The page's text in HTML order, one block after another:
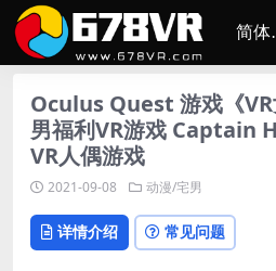
Oculus Quest 游戏《
男福利VR游戏 Captain
VR人偶游戏
2021-09-08 动漫/宅男
详情介绍 常见问题